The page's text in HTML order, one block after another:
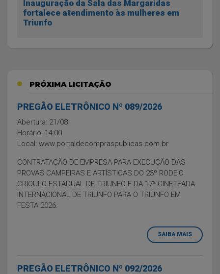
Inauguração da Sala das Margaridas
fortalece atendimento às mulheres em
Triunfo
PRÓXIMA LICITAÇÃO
PREGÃO ELETRÔNICO Nº 089/2026
Abertura: 21/08
Horário: 14:00
Local: www.portaldecompraspublicas.com.br
CONTRATAÇÃO DE EMPRESA PARA EXECUÇÃO DAS
PROVAS CAMPEIRAS E ARTÍSTICAS DO 23º RODEIO
CRIOULO ESTADUAL DE TRIUNFO E DA 17ª GINETEADA
INTERNACIONAL DE TRIUNFO PARA O TRIUNFO EM
FESTA 2026.
SAIBA MAIS
PREGÃO ELETRÔNICO Nº 092/2026